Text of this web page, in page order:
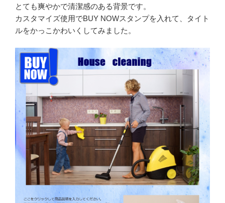
とても爽やかで清潔感のある背景です。
カスタマイズ使用でBUY NOWスタンプを入れて、タイト
ルをかっこかわいくしてみました。